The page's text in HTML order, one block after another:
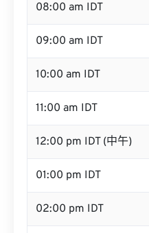
08:00 am IDT
09:00 am IDT
10:00 am IDT
11:00 am IDT
12:00 pm IDT (中午)
01:00 pm IDT
02:00 pm IDT